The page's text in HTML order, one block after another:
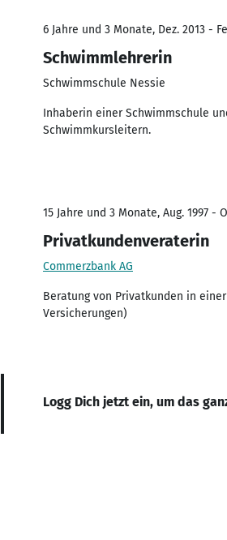
6 Jahre und 3 Monate, Dez. 2013 -
Schwimmlehrerin
Schwimmschule Nessie
Inhaberin einer Schwimmschule
Schwimmkursleitern.
15 Jahre und 3 Monate, Aug. 1997 -
Privatkundenveraterin
Commerzbank AG
Beratung von Privatkunden in
Versicherungen)
Logg Dich jetzt ein, um das